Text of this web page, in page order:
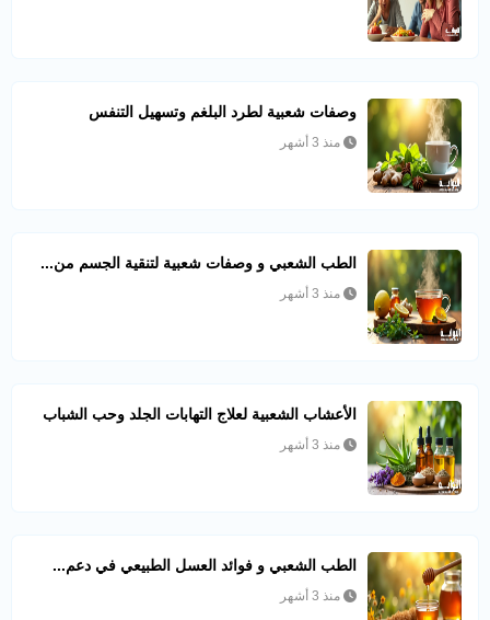
وصفات شعبية لطرد البلغم وتسهيل التنفس
منذ 3 أشهر
الطب الشعبي و وصفات شعبية لتنقية الجسم من...
منذ 3 أشهر
الأعشاب الشعبية لعلاج التهابات الجلد وحب الشباب
منذ 3 أشهر
الطب الشعبي و فوائد العسل الطبيعي في دعم...
منذ 3 أشهر